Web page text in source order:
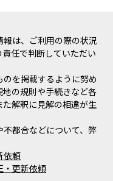
は、ご利用の際の状況
任で判断していただい
を掲載するように努め
の規則や手続きなど各
解釈に見解の相違が生
都合などについて、弊
依頼
・更新依頼